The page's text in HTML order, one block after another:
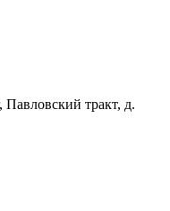
Павловский тракт, д.